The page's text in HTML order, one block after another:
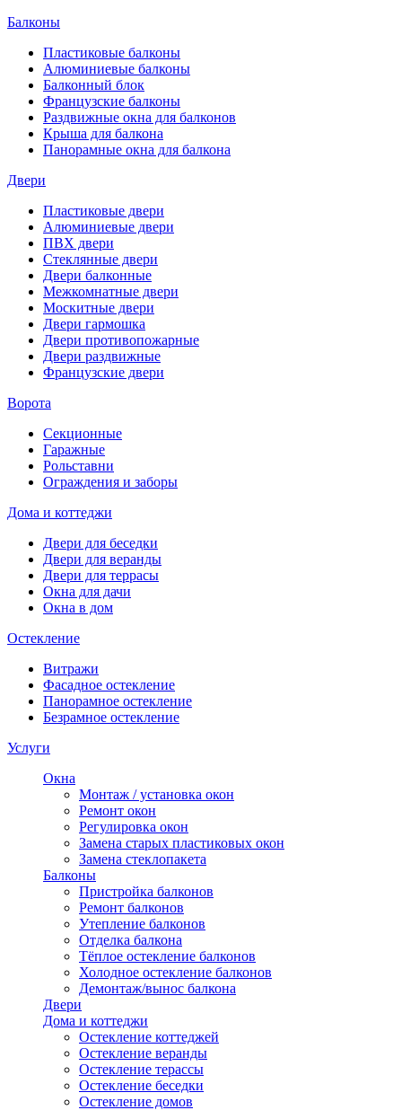
Балконы
Пластиковые балконы
Алюминиевые балконы
Балконный блок
Французские балконы
Раздвижные окна для балконов
Крыша для балкона
Панорамные окна для балкона
Двери
Пластиковые двери
Алюминиевые двери
ПВХ двери
Стеклянные двери
Двери балконные
Межкомнатные двери
Москитные двери
Двери гармошка
Двери противопожарные
Двери раздвижные
Французские двери
Ворота
Секционные
Гаражные
Рольставни
Ограждения и заборы
Дома и коттеджи
Двери для беседки
Двери для веранды
Двери для террасы
Окна для дачи
Окна в дом
Остекление
Витражи
Фасадное остекление
Панорамное остекление
Безрамное остекление
Услуги
Окна
Монтаж / установка окон
Ремонт окон
Регулировка окон
Замена старых пластиковых окон
Замена стеклопакета
Балконы
Пристройка балконов
Ремонт балконов
Утепление балконов
Отделка балкона
Тёплое остекление балконов
Холодное остекление балконов
Демонтаж/вынос балкона
Двери
Дома и коттеджи
Остекление коттеджей
Остекление веранды
Остекление терассы
Остекление беседки
Остекление домов